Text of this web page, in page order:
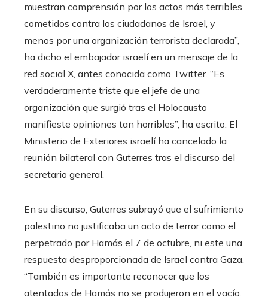
muestran comprensión por los actos más terribles
cometidos contra los ciudadanos de Israel, y
menos por una organización terrorista declarada”,
ha dicho el embajador israelí en un mensaje de la
red social X, antes conocida como Twitter. “Es
verdaderamente triste que el jefe de una
organización que surgió tras el Holocausto
manifieste opiniones tan horribles”, ha escrito. El
Ministerio de Exteriores israelí ha cancelado la
reunión bilateral con Guterres tras el discurso del
secretario general.
En su discurso, Guterres subrayó que el sufrimiento
palestino no justificaba un acto de terror como el
perpetrado por Hamás el 7 de octubre, ni este una
respuesta desproporcionada de Israel contra Gaza.
“También es importante reconocer que los
atentados de Hamás no se produjeron en el vacío.